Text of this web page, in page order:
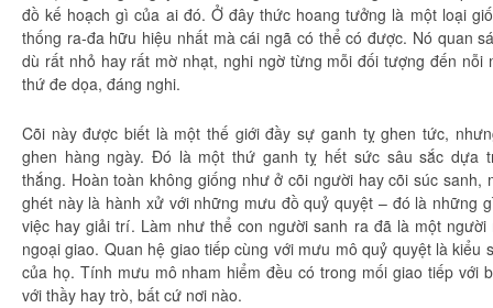
đồkế hoạch gì của ai đó. Ở đây thức hoang tưởng là một loại
thống ra-đa hữu hiệu nhất mà cái ngã có thể có được. Nó quan
dù rất nhỏ hay rất mờ nhạt, nghi ngờtừng mỗi đối tượng đến nỗi
thứ đe dọa, đáng nghi.
Cõi này được biết là một thế giới đầy sự ganh tỵghen tức,
ghen hàng ngày. Đó là một thứ ganh tỵ hết sứcsâu sắc dựa
thắng. Hoàn toàn không giống như ởcõi ngườihay cõisúc sanh,
ghét này là hành xử với những mưu đồquỷ quyệt – đó là những
việc haygiải trí. Làm như thểcon người sanh ra đã là một
ngoại giao. Quan hệ giao tiếp cùng với mưu môquỷ quyệtlà kiểu
của họ. Tính mưu mô nham hiểm đều có trong mối giao tiếp với
với thầy hay trò, bất cứ nơi nào.